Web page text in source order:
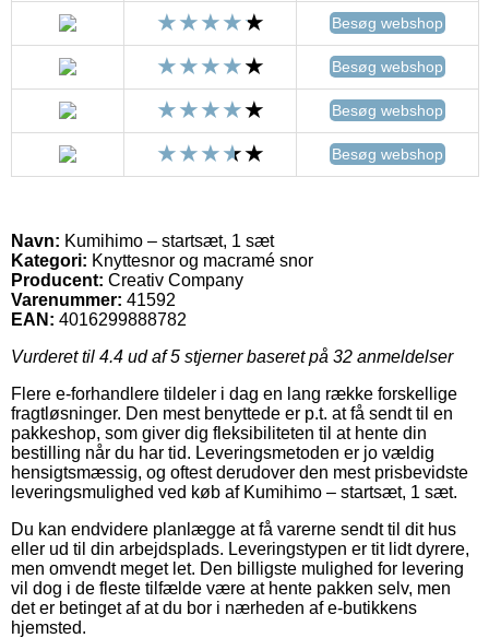
Besøg webshop
Besøg webshop
Besøg webshop
Besøg webshop
Navn: Kumihimo – startsæt, 1 sæt
Kategori: Knyttesnor og macramé snor
Producent: Creativ Company
Varenummer: 41592
EAN: 4016299888782
Vurderet til 4.4 ud af 5 stjerner baseret på 32 anmeldelser
Flere e-forhandlere tildeler i dag en lang række forskellige
fragtløsninger. Den mest benyttede er p.t. at få sendt til en
pakkeshop, som giver dig fleksibiliteten til at hente din
bestilling når du har tid. Leveringsmetoden er jo vældig
hensigtsmæssig, og oftest derudover den mest prisbevidste
leveringsmulighed ved køb af Kumihimo – startsæt, 1 sæt.
Du kan endvidere planlægge at få varerne sendt til dit hus
eller ud til din arbejdsplads. Leveringstypen er tit lidt dyrere,
men omvendt meget let. Den billigste mulighed for levering
vil dog i de fleste tilfælde være at hente pakken selv, men
det er betinget af at du bor i nærheden af e-butikkens
hjemsted.